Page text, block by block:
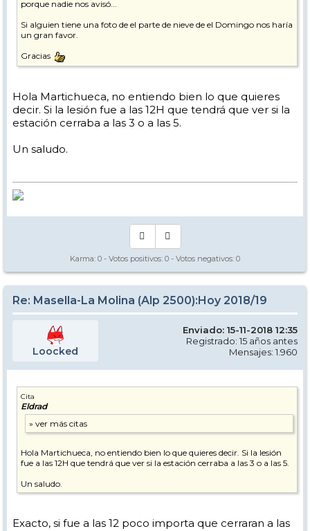
porque nadie nos avisó...
Si alguien tiene una foto de el parte de nieve de el Domingo nos haría
un gran favor.
Gracias
Hola Martichueca, no entiendo bien lo que quieres
decir. Si la lesión fue a las 12H que tendrá que ver si la
estación cerraba a las 3 o a las 5.
Un saludo.
Karma: 0 - Votos positivos: 0 - Votos negativos: 0
Re: Masella-La Molina (Alp 2500):Hoy 2018/19
Loocked
Enviado: 15-11-2018 12:35
Registrado: 15 años antes
Mensajes: 1.960
Cita
Eldrad
Hola Martichueca, no entiendo bien lo que quieres decir. Si la lesión
fue a las 12H que tendrá que ver si la estación cerraba a las 3 o a las 5.
Un saludo.
Exacto, si fue a las 12 poco importa que cerraran a las